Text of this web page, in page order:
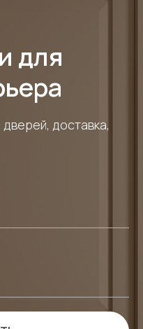
для
доставка,